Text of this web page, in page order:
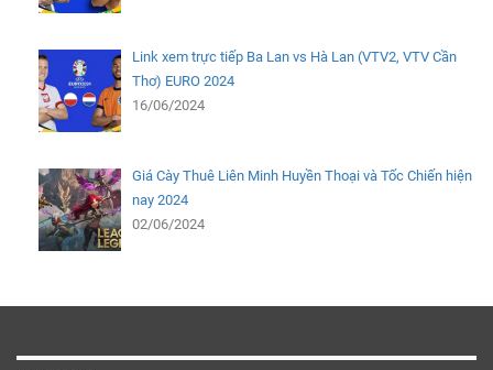
Link xem trực tiếp Ba Lan vs Hà Lan (VTV2, VTV Cần
Thơ) EURO 2024
16/06/2024
Giá Cày Thuê Liên Minh Huyền Thoại và Tốc Chiến hiện
nay 2024
02/06/2024